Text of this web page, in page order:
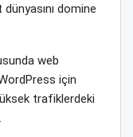
domine
web
için
trafiklerdeki